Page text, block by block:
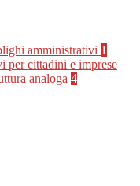
amministrativi 1
per cittadini e imprese
analoga 4